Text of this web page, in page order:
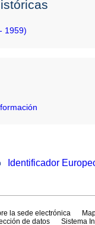
1959)
Identificador
la sede electrónica
de datos Sistema